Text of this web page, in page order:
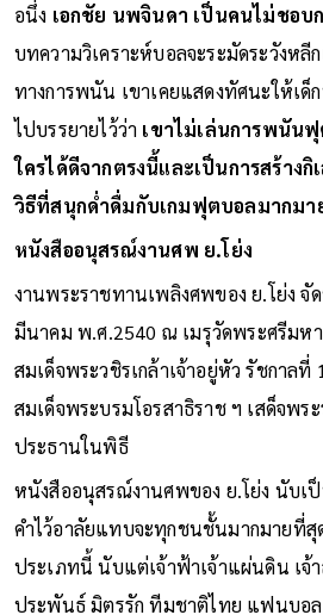
อนึ่ง เอกชัย นพจินดา เป็นคนไม่ชอบ
บทความวิเคราะห์บอลจะระมัดระวังหลี
ทางการพนัน เขาเคยแสดงทัศนะให้เด็
ไปบรรยายไว้ว่า เขาไม่เล่นการพนัน
ใครได้ดีจากตรงนี้และเป็นการสร้างกิ
วิธีที่สนุกด่ำดื่มกับเกมฟุตบอลมากมา
หนังสืออนุสรณ์งานศพ ย.โย่ง
งานพระราชทานเพลิงศพของ ย.โย่ง
มีนาคม พ.ศ.2540 ณ เมรุวัดพระศรีมห
สมเด็จพระวชิรเกล้าเจ้าอยู่หัว รัชกาล
สมเด็จพระบรมโอรสาธิราช ฯ เสด็จพร
ประธานในพิธี
หนังสืออนุสรณ์งานศพของ ย.โย่ง นับเ
คำไว้อาลัยแทบจะทุกชนชั้นมากมายที่
ประเภทนี้ นับแต่เจ้าฟ้าเจ้าแผ่นดิน เจ้
ประพันธ์ มิตรรัก ทีมชาติไทย แฟนบอล